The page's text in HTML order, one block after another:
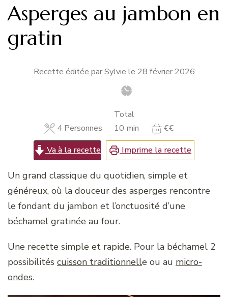
Asperges au jambon en
gratin
Recette éditée par Sylvie le 28 février 2026
4 Personnes
Total
10 minutes
min
€€
Va à la recette
Imprime la recette
Un grand classique du quotidien, simple et
généreux, où la douceur des asperges rencontre
le fondant du jambon et l’onctuosité d’une
béchamel gratinée au four.
Une recette simple et rapide. Pour la béchamel 2
possibilités cuisson traditionnelle ou au micro-
ondes.